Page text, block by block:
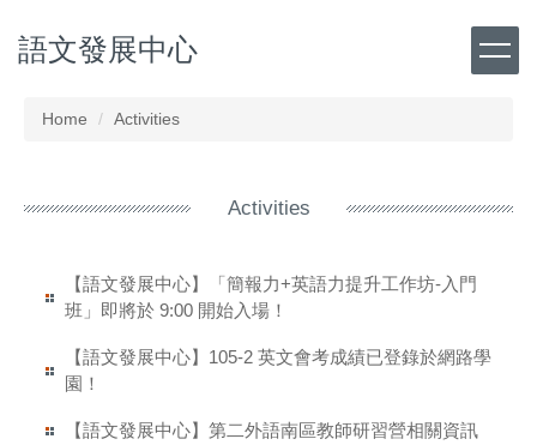
to
the
content
語文發展中心
Home Activities
Activities
【語文發展中心】「簡報力+英語力提升工作坊-入門
班」即將於 9:00 開始入場！
【語文發展中心】105-2 英文會考成績已登錄於網路學
園！
【語文發展中心】第二外語南區教師研習營相關資訊